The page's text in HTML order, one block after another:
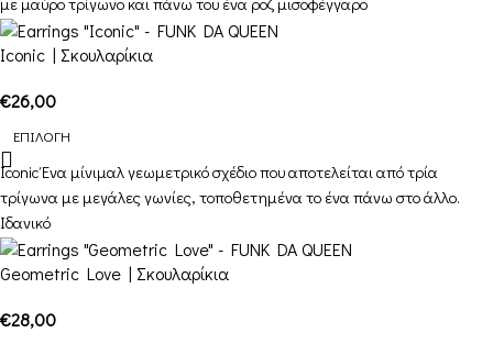
Iconic | Σκουλαρίκια
€26,00
ΕΠΙΛΟΓΉ
Iconic Ένα μίνιμαλ γεωμετρικό σχέδιο που αποτελείται από τρία
τρίγωνα με μεγάλες γωνίες, τοποθετημένα το ένα πάνω στο άλλο.
Ιδανικό
Geometric Love | Σκουλαρίκια
€28,00